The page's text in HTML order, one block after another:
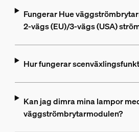
Fungerar Hue
2-vägs (EU)/3-vägs (USA)
Hur fungerar
Kan jag dimra mina lampor
väggströmbrytarmodulen?